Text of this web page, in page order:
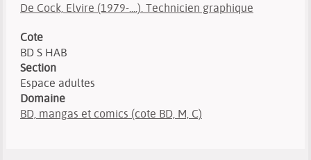
De Cock, Elvire (1979-....). Technicien graphique
Cote
BD S HAB
Section
Espace adultes
Domaine
BD, mangas et comics (cote BD, M, C)